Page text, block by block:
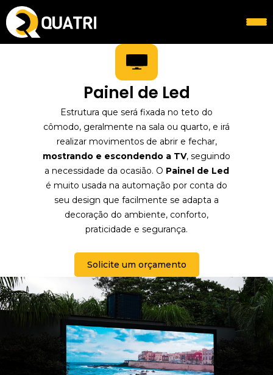
Painel de Led
Estrutura que será fixada no teto do
cômodo, geralmente na sala ou quarto, e irá
realizar movimentos de abrir e fechar,
mostrando e escondendo a TV, seguindo
a necessidade da ocasião. O Painel de Led
é muito usada na automação por conta do
seu design que facilmente se adapta a
decoração do ambiente, conforto,
praticidade e segurança.
Solicite um orçamento